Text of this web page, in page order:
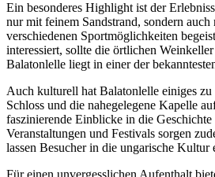
Ein besonderes Highlight ist der
nur mit feinem Sandstrand, sondern auch
verschiedenen Sportmöglichkeiten
interessiert, sollte die örtlichen Weinkeller
Balatonlelle liegt in einer der
Auch kulturell hat Balatonlelle einiges zu
Schloss und die nahegelegene Kapelle
faszinierende Einblicke in die
Veranstaltungen und Festivals sorgen
lassen Besucher in die ungarische Kultur
Für einen unvergesslichen Aufenthalt